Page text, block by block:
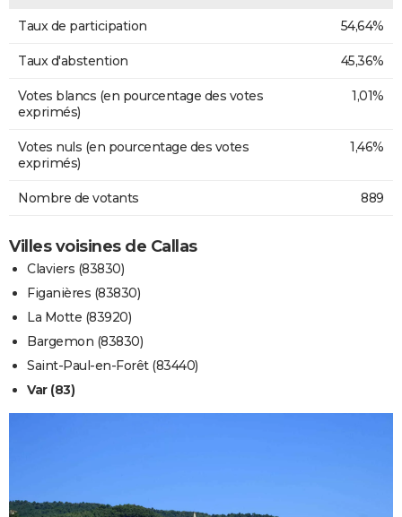
Taux de participation 54,64%
Taux d'abstention 45,36%
Votes blancs (en pourcentage des votes
exprimés)
1,01%
Votes nuls (en pourcentage des votes
exprimés)
1,46%
Nombre de votants 889
Villes voisines de Callas
Claviers (83830)
Figanières (83830)
La Motte (83920)
Bargemon (83830)
Saint-Paul-en-Forêt (83440)
Var (83)